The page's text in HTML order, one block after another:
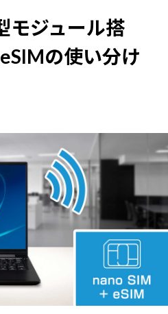
モジュール搭
の使い分け